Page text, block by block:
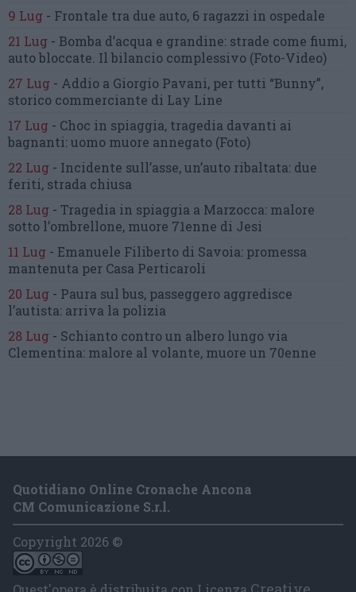
9 Lug - Frontale tra due auto, 6 ragazzi in ospedale
21 Lug - Bomba d’acqua e grandine: strade come fiumi,
auto bloccate. Il bilancio complessivo (Foto-Video)
27 Lug - Addio a Giorgio Pavani, per tutti “Bunny”,
storico commerciante di Lay Line
17 Lug - Choc in spiaggia, tragedia davanti ai
bagnanti:uomo muore annegato (Foto)
22 Lug - Incidente sull’asse, un’auto ribaltata: due
feriti, strada chiusa
28 Lug - Tragedia in spiaggia a Marzocca: malore
sotto l’ombrellone, muore 71enne di Jesi
11 Lug - Emanuele Filiberto di Savoia: promessa
mantenuta per Casa Perticaroli
20 Lug - Paura sul bus, passeggero aggredisce
l’autista: arriva la polizia
28 Lug - Schianto contro un albero lungo via
Clementina: malore al volante, muore un 70enne
Quotidiano Online Cronache Ancona
CM Comunicazione S.r.l.
Copyright 2026 ©